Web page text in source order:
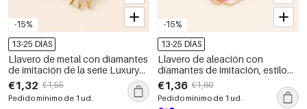
-15%
13-25 DÍAS
Llavero de metal con diamantes
de imitación de la serie Luxury
Series Natural Animal Solid Color
Oceanic Style
€1,32 €1,55
Pedido mínimo de 1 ud.
-15%
13-25 DÍAS
Llavero de aleación con
diamantes de imitación, estilo
oceánico natural y lujoso
diseño de peces, color
degradado.
€1,36 €1,60
Pedido mínimo de 1 ud.